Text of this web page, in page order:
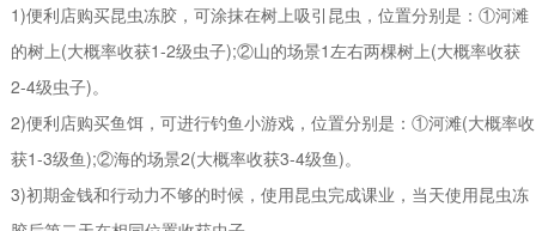
1)便利店购买昆虫冻胶，可涂抹在树上吸引昆虫，位置分别是：①河滩
的树上(大概率收获1-2级虫子);②山的场景1左右两棵树上(大概率收获
2-4级虫子)。
2)便利店购买鱼饵，可进行钓鱼小游戏，位置分别是：①河滩(大概率收
获1-3级鱼);②海的场景2(大概率收获3-4级鱼)。
3)初期金钱和行动力不够的时候，使用昆虫完成课业，当天使用昆虫冻